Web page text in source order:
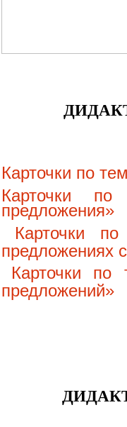
Карточки по
Карточки
предложения»
Карточки
предложениях
Карточки по
предложений»